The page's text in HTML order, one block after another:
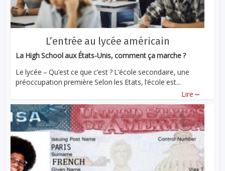
L’entrée au lycée américain
La High School aux États-Unis, comment ça marche ?
Le lycée – Qu’est ce que c’est ? L’école secondaire, une
préoccupation première Selon les Etats, l’école est...
Lire ...